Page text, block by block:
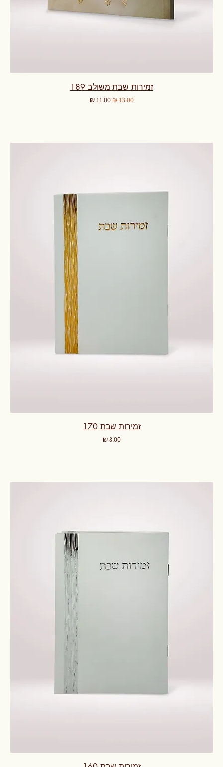
זמירות שבת משולב 189
מחיר רגיל‏13.00 ‏₪ מחיר מבצע‏11.00 ‏₪
זמירות שבת 170
מחיר‏8.00 ‏₪